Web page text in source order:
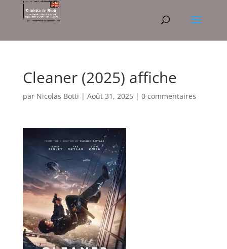
Cleaner (2025) affiche
par Nicolas Botti | Août 31, 2025| 0 commentaires